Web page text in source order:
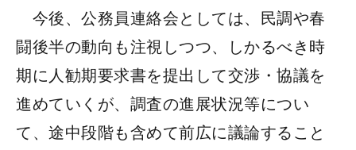
今後、公務員連絡会としては、民調や春
闘後半の動向も注視しつつ、しかるべき時
期に人勧期要求書を提出して交渉・協議を
進めていくが、調査の進展状況等につい
て、途中段階も含めて前広に議論すること